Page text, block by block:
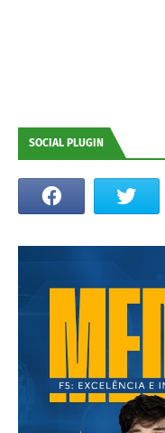
SOCIAL PLUGIN